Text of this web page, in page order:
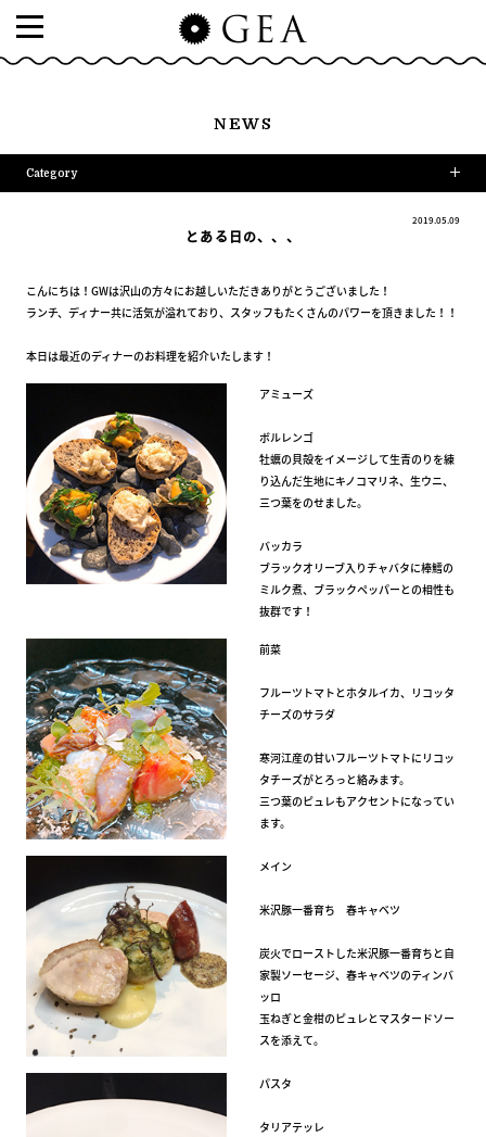
NEWS
Category
2019.05.09
とある日の、、、
こんにちは！GWは沢山の方々にお越しいただきありがとうございました！
ランチ、ディナー共に活気が溢れており、スタッフもたくさんのパワーを頂きました！！
本日は最近のディナーのお料理を紹介いたします！
アミューズ
ボルレンゴ
牡蠣の貝殻をイメージして生青のりを練
り込んだ生地にキノコマリネ、生ウニ、
三つ葉をのせました。
バッカラ
ブラックオリーブ入りチャバタに棒鱈の
ミルク煮、ブラックペッパーとの相性も
抜群です！
前菜
フルーツトマトとホタルイカ、リコッタ
チーズのサラダ
寒河江産の甘いフルーツトマトにリコッ
タチーズがとろっと絡みます。
三つ葉のピュレもアクセントになってい
ます。
メイン
米沢豚一番育ち 春キャベツ
炭火でローストした米沢豚一番育ちと自
家製ソーセージ、春キャベツのティンバ
ッロ
玉ねぎと金柑のピュレとマスタードソー
スを添えて。
パスタ
タリアテッレ